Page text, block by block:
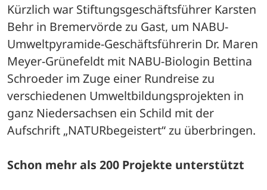
Kürzlich war Stiftungsgeschäftsführer Karsten
Behr in Bremervörde zu Gast, um NABU-
Umweltpyramide-Geschäftsführerin Dr. Maren
Meyer-Grünefeldt mit NABU-Biologin Bettina
Schroeder im Zuge einer Rundreise zu
verschiedenen Umweltbildungsprojekten in
ganz Niedersachsen ein Schild mit der
Aufschrift „NATURbegeistert“ zu überbringen.
Schon mehr als 200 Projekte unterstützt